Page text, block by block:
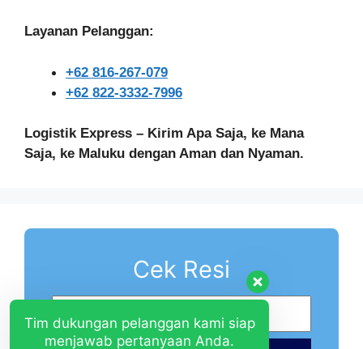
Layanan Pelanggan:
+62 816-267-079
+62 822-3332-7996
Logistik Express – Kirim Apa Saja, ke Mana
Saja, ke Maluku dengan Aman dan Nyaman.
Cek Resi
Tim dukungan pelanggan kami siap
menjawab pertanyaan Anda.